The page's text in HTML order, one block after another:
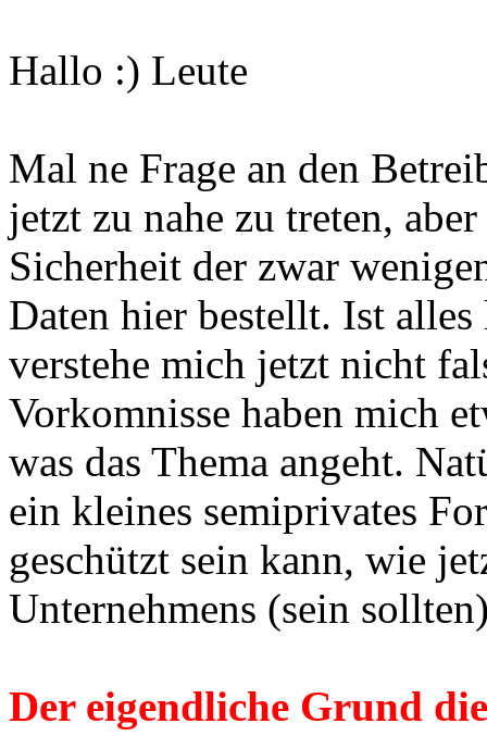
Hallo :) Leute
Mal ne Frage an den
jetzt zu nahe zu treten,
Sicherheit der zwar
Daten hier bestellt. Ist
verstehe mich jetzt nicht
Vorkomnisse haben mich
was das Thema angeht.
ein kleines semiprivates
geschützt sein kann, wie
Unternehmens (sein
Der eigendliche Grund